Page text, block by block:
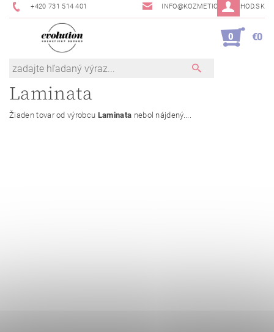
+420 731 514 401 INFO@KOZMETICKYOBCHOD.SK
0 €0
Laminata
Žiaden tovar od výrobcu Laminata nebol nájdený....